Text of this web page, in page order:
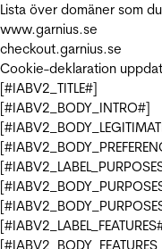
Lista över domäner som
www.garnius.se
checkout.garnius.se
Cookie-deklaration
[#IABV2_TITLE#]
[#IABV2_BODY_INTRO#]